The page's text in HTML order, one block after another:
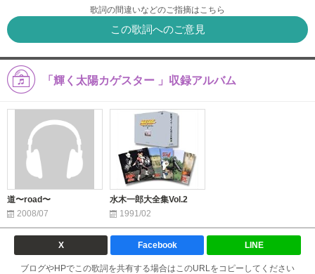
歌詞の間違いなどのご指摘はこちら
この歌詞へのご意見
「輝く太陽カゲスター 」収録アルバム
道〜road〜
2008/07
水木一郎大全集Vol.2
1991/02
X Facebook LINE
ブログやHPでこの歌詞を共有する場合はこのURLをコピーしてください